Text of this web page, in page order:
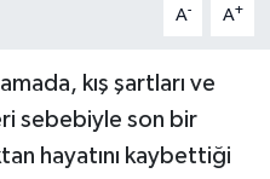
A- A+
kış şartları ve
sebebiyle son bir
hayatını kaybettiği